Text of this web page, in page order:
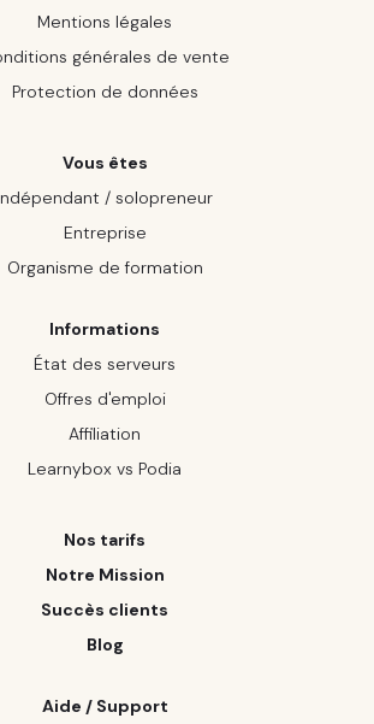
Mentions légales
générales de vente
Protection de données
Vous êtes
/ solopreneur
Entreprise
Organisme de formation
Informations
État des serveurs
Offres d'emploi
Affiliation
Learnybox vs Podia
Nos tarifs
Notre Mission
Succès clients
Blog
Aide / Support